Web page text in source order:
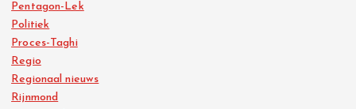
Pentagon-Lek
Politiek
Proces-Taghi
Regio
Regionaal nieuws
Rijnmond